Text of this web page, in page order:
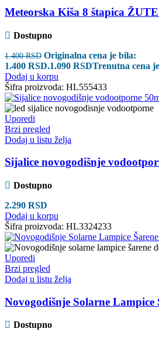
Meteorska Kiša 8 štapica
Dostupno
1.400RSD Originalna cena je bila:
1.400 RSD.1.090 RSDTrenutna cena
Dodaj u korpu
Šifra proizvoda: HL555433
Uporedi
Brzi pregled
Dodaj u listu želja
Sijalice novogodišnje
Dostupno
2.290 RSD
Dodaj u korpu
Šifra proizvoda: HL3324233
Uporedi
Brzi pregled
Dodaj u listu želja
Novogodišnje Solarne Lampice
Dostupno